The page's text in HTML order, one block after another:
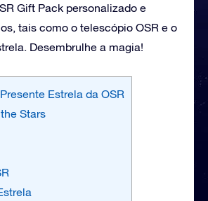
Gift Pack personalizado e
tais como o telescópio OSR e o
Desembrulhe a magia!
Estrela da OSR
Stars